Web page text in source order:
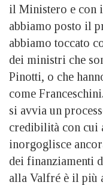
il Ministero e con
abbiamo posto il
abbiamo toccato
dei ministri che
Pinotti, o che
come
si avvia un
credibilità con cui
inorgoglisce
dei finanziamenti
alla Valfré è il più